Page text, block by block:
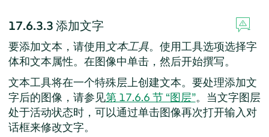
17.6.3.3添加文字
要添加文本，请使用 文本工具。使用工具选项选择字
体和文本属性。在图像中单击，然后开始撰写。
文本工具将在一个特殊层上创建文本。要处理添加文
字后的图像，请参见第 17.6.6 节 “图层”。当文字图层
处于活动状态时，可以通过单击图像再次打开输入对
话框来修改文字。